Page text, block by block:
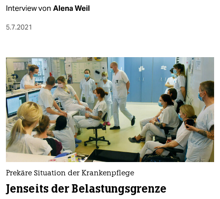
verlag
verlag
shop
fragen & hilfe
unterstützen
abo
genossenschaft
epaper login
Interview von Alena Weil
5.7.2021
Prekäre Situation der Krankenpflege
Jenseits der Belastungsgrenze